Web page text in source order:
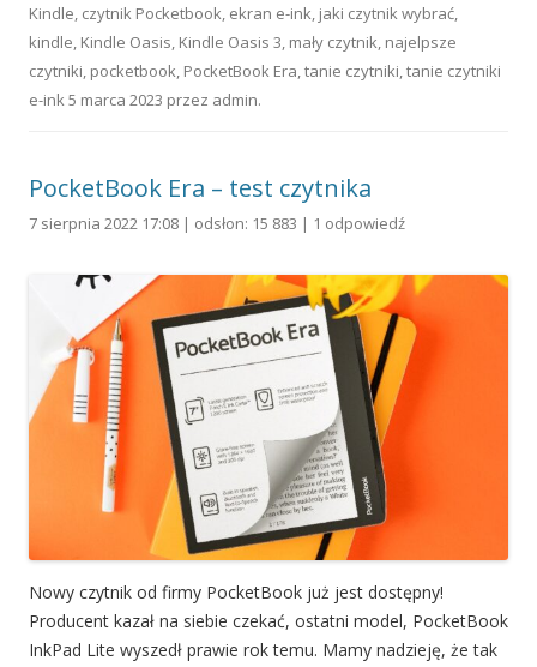
Kindle, czytnik Pocketbook, ekran e-ink, jaki czytnik wybrać,
kindle, Kindle Oasis, Kindle Oasis 3, mały czytnik, najelpsze
czytniki, pocketbook, PocketBook Era,tanie czytniki,tanie czytniki
e-ink5 marca 2023 przez admin.
PocketBook Era – test czytnika
7 sierpnia 2022 17:08 | odsłon: 15 883 | 1 odpowiedź
Nowy czytnik od firmy PocketBook już jest dostępny!
Producent kazał na siebie czekać, ostatni model, PocketBook
InkPad Lite wyszedł prawie rok temu. Mamy nadzieję, że tak